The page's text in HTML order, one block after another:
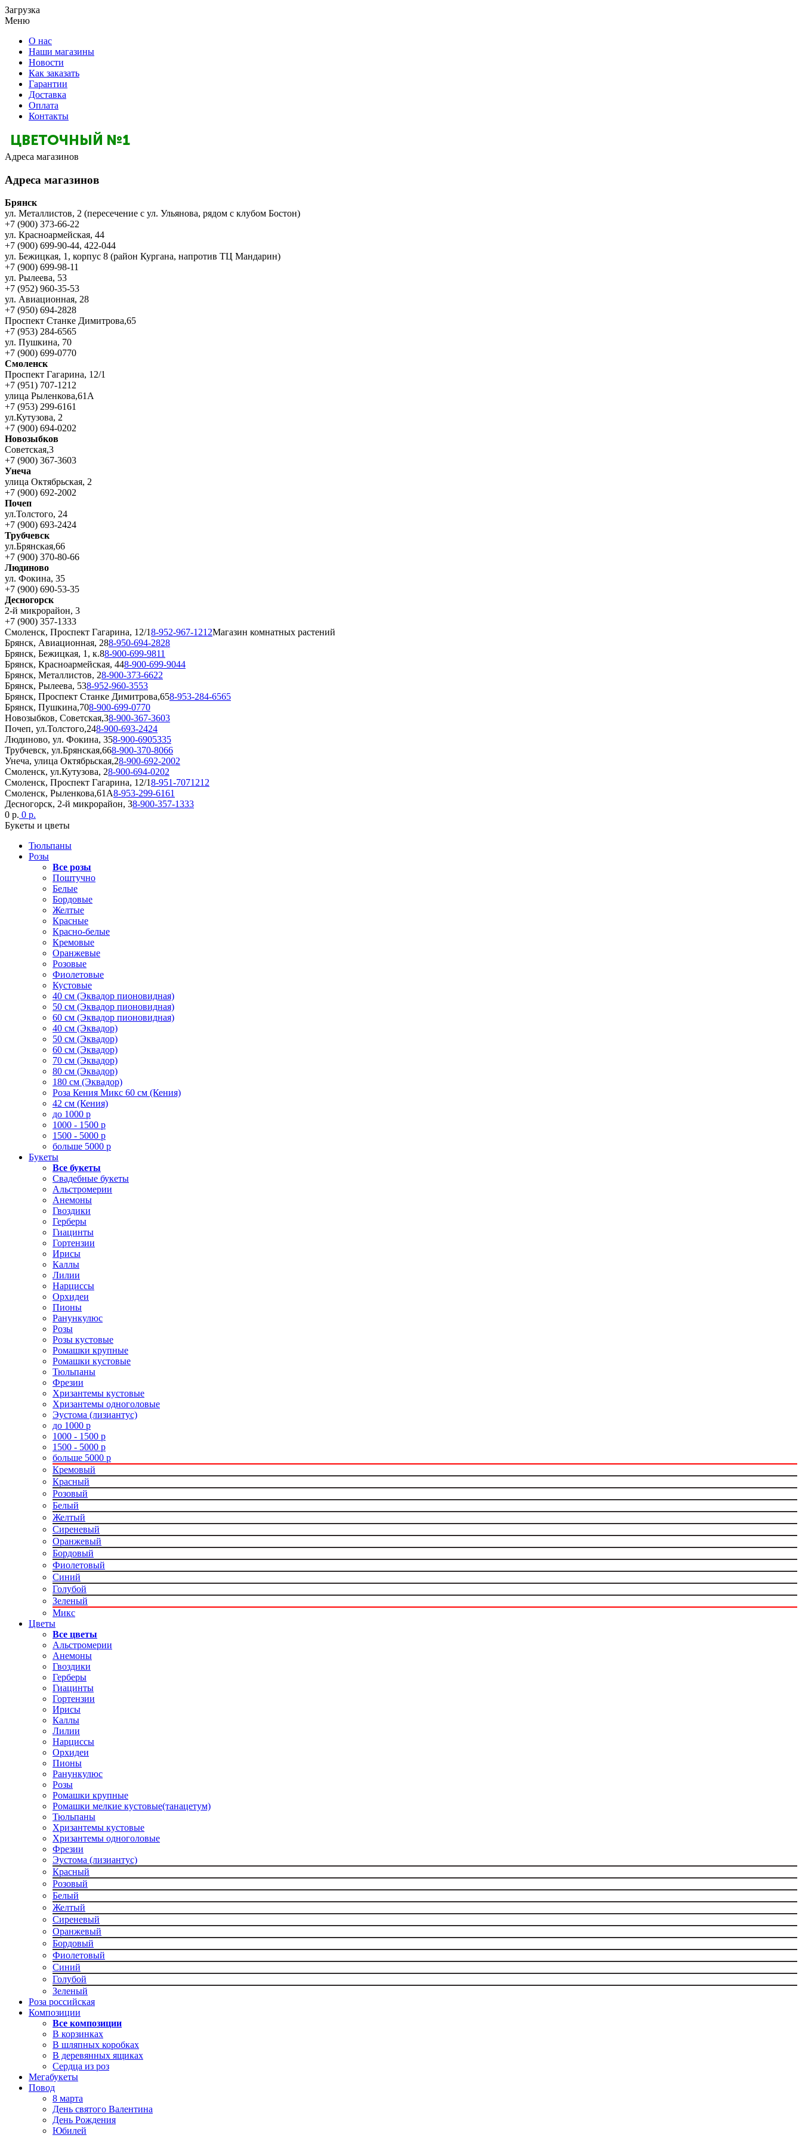
Загрузка
Меню
О нас
Наши магазины
Новости
Как заказать
Гарантии
Доставка
Оплата
Контакты
Адреса магазинов
Адреса магазинов
Брянск
ул. Металлистов, 2 (пересечение с ул. Ульянова, рядом с клубом Бостон)
+7 (900) 373-66-22
ул. Красноармейская, 44
+7 (900) 699-90-44, 422-044
ул. Бежицкая, 1, корпус 8 (район Кургана, напротив ТЦ Мандарин)
+7 (900) 699-98-11
ул. Рылеева, 53
+7 (952) 960-35-53
ул. Авиационная, 28
+7 (950) 694-2828
Проспект Станке Димитрова,65
+7 (953) 284-6565
ул. Пушкина, 70
+7 (900) 699-0770
Смоленск
Проспект Гагарина, 12/1
+7 (951) 707-1212
улица Рыленкова,61А
+7 (953) 299-6161
ул.Кутузова, 2
+7 (900) 694-0202
Новозыбков
Советская,3
+7 (900) 367-3603
Унеча
улица Октябрьская, 2
+7 (900) 692-2002
Почеп
ул.Толстого, 24
+7 (900) 693-2424
Трубчевск
ул.Брянская,66
+7 (900) 370-80-66
Людиново
ул. Фокина, 35
+7 (900) 690-53-35
Десногорск
2-й микрорайон, 3
+7 (900) 357-1333
Смоленск, Проспект Гагарина, 12/18-952-967-1212Магазин комнатных растений
Брянск, Авиационная, 288-950-694-2828
Брянск, Бежицкая, 1, к.88-900-699-9811
Брянск, Красноармейская, 448-900-699-9044
Брянск, Металлистов, 28-900-373-6622
Брянск, Рылеева, 538-952-960-3553
Брянск, Проспект Станке Димитрова,658-953-284-6565
Брянск, Пушкина,708-900-699-0770
Новозыбков, Советская,38-900-367-3603
Почеп, ул.Толстого,248-900-693-2424
Людиново, ул. Фокина, 358-900-6905335
Трубчевск, ул.Брянская,668-900-370-8066
Унеча, улица Октябрьская,28-900-692-2002
Смоленск, ул.Кутузова, 28-900-694-0202
Смоленск, Проспект Гагарина, 12/18-951-7071212
Смоленск, Рыленкова,61А8-953-299-6161
Десногорск, 2-й микрорайон, 38-900-357-1333
0 р. 0 р.
Букеты и цветы
Тюльпаны
Розы
Все розы
Поштучно
Белые
Бордовые
Желтые
Красные
Красно-белые
Кремовые
Оранжевые
Розовые
Фиолетовые
Кустовые
40 см (Эквадор пионовидная)
50 см (Эквадор пионовидная)
60 см (Эквадор пионовидная)
40 см (Эквадор)
50 см (Эквадор)
60 см (Эквадор)
70 см (Эквадор)
80 см (Эквадор)
180 см (Эквадор)
Роза Кения Микс 60 см (Кения)
42 см (Кения)
до 1000 р
1000 - 1500 р
1500 - 5000 р
больше 5000 р
Букеты
Все букеты
Свадебные букеты
Альстромерии
Анемоны
Гвоздики
Герберы
Гиацинты
Гортензии
Ирисы
Каллы
Лилии
Нарциссы
Орхидеи
Пионы
Ранункулюс
Розы
Розы кустовые
Ромашки крупные
Ромашки кустовые
Тюльпаны
Фрезии
Хризантемы кустовые
Хризантемы одноголовые
Эустома (лизиантус)
до 1000 р
1000 - 1500 р
1500 - 5000 р
больше 5000 р
Кремовый
Красный
Розовый
Белый
Желтый
Сиреневый
Оранжевый
Бордовый
Фиолетовый
Синий
Голубой
Зеленый
Микс
Цветы
Все цветы
Альстромерии
Анемоны
Гвоздики
Герберы
Гиацинты
Гортензии
Ирисы
Каллы
Лилии
Нарциссы
Орхидеи
Пионы
Ранункулюс
Розы
Ромашки крупные
Ромашки мелкие кустовые(танацетум)
Тюльпаны
Хризантемы кустовые
Хризантемы одноголовые
Фрезии
Эустома (лизиантус)
Красный
Розовый
Белый
Желтый
Сиреневый
Оранжевый
Бордовый
Фиолетовый
Синий
Голубой
Зеленый
Роза российская
Композиции
Все композиции
В корзинках
В шляпных коробках
В деревянных ящиках
Сердца из роз
Мегабукеты
Повод
8 марта
День святого Валентина
День Рождения
Юбилей